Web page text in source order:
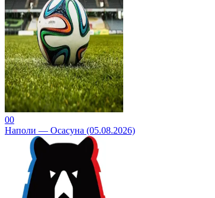
00
Наполи — Осасуна (05.08.2026)